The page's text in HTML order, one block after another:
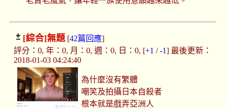
[綜合]無題[42篇回應]
評分：0, 年：0, 月：0, 週：0, 日：0, [+1 /-1] 最後更新：
2018-01-03 04:24:40
為什麼沒有繁體
嘲笑及拍攝日本自殺者
根本就是戲弄亞洲人